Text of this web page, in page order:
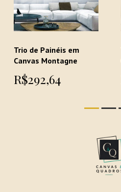
Trio de Painéis em
Canvas Montagne
R$292,64